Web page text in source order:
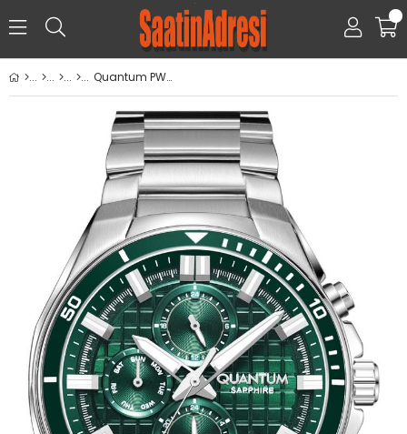
0
Quantum PWG1227.370 Kol Saati